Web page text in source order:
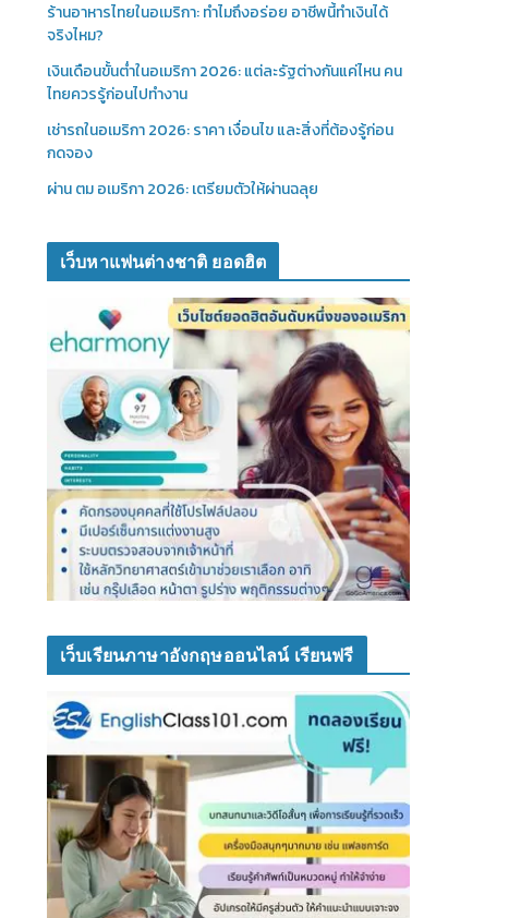
ร้านอาหารไทยในอเมริกา: ทำไมถึงอร่อย อาชีพนี้ทำเงินได้
จริงไหม?
เงินเดือนขั้นต่ำในอเมริกา 2026: แต่ละรัฐต่างกันแค่ไหน คน
ไทยควรรู้ก่อนไปทำงาน
เช่ารถในอเมริกา 2026: ราคา เงื่อนไข และสิ่งที่ต้องรู้ก่อน
กดจอง
ผ่าน ตม อเมริกา 2026: เตรียมตัวให้ผ่านฉลุย
เว็บหาแฟนต่างชาติ ยอดฮิต
เว็บเรียนภาษาอังกฤษออนไลน์ เรียนฟรี